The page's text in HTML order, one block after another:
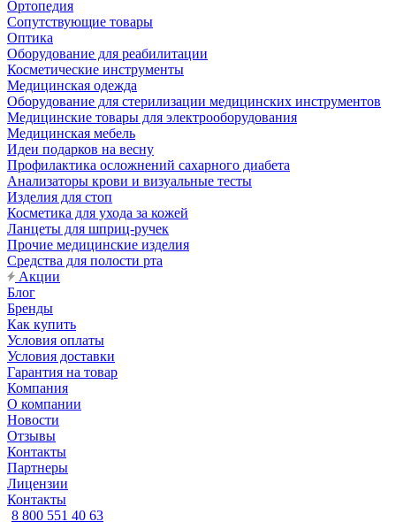
Ортопедия
Сопутствующие товары
Оптика
Оборудование для реабилитации
Косметические инструменты
Медицинская одежда
Оборудование для стерилизации медицинских инструментов
Медицинские товары для электрооборудования
Медицинская мебель
Идеи подарков на весну
Профилактика осложнений сахарного диабета
Анализаторы крови и визуальные тесты
Изделия для стоп
Косметика для ухода за кожей
Ланцеты для шприц-ручек
Прочие медицинские изделия
Средства для полости рта
Акции
Блог
Бренды
Как купить
Условия оплаты
Условия доставки
Гарантия на товар
Компания
О компании
Новости
Отзывы
Контакты
Партнеры
Лицензии
Контакты
8 800 551 40 63